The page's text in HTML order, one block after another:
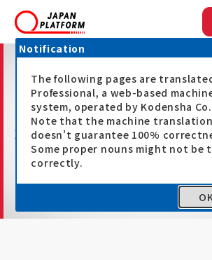
最新情報
Notification
The following pages are translated
Professional, a web-based
system, operated by Kodensha
Note that the machine
doesn't guarantee 100%
Some proper nouns might not be
correctly.
OK